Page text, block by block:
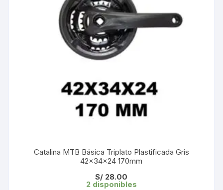
Catalina MTB Básica Triplato Plastificada Gris
42x34x24 170mm
S/ 28.00
2 disponibles